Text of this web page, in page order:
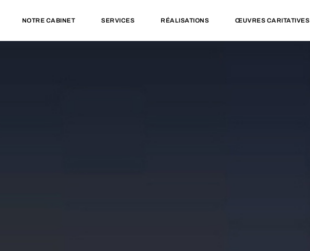
NOTRE CABINET SERVICES RÉALISATIONS ŒUVRES CARITATIVES